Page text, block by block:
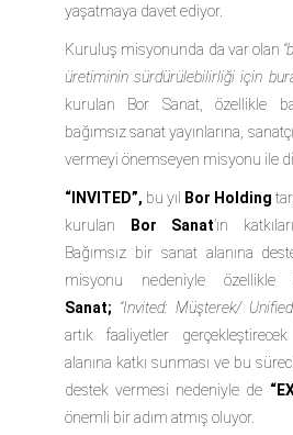
yaşatmaya davet ediyor.
Kuruluş misyonunda da var olan
üretiminin sürdürülebilirliği için
kurulan Bor Sanat, özellikle
bağımsız sanat yayınlarına,
vermeyi önemseyen misyonu ile
“INVITED”, bu yıl Bor Holding
kurulan Bor Sanat’ın
Bağımsız bir sanat alanına
misyonu nedeniyle
Sanat; “Invited: Müşterek/
artık faaliyetler
alanına katkı sunması ve bu
destek vermesi nedeniyle de
önemli bir adım atmış oluyor.